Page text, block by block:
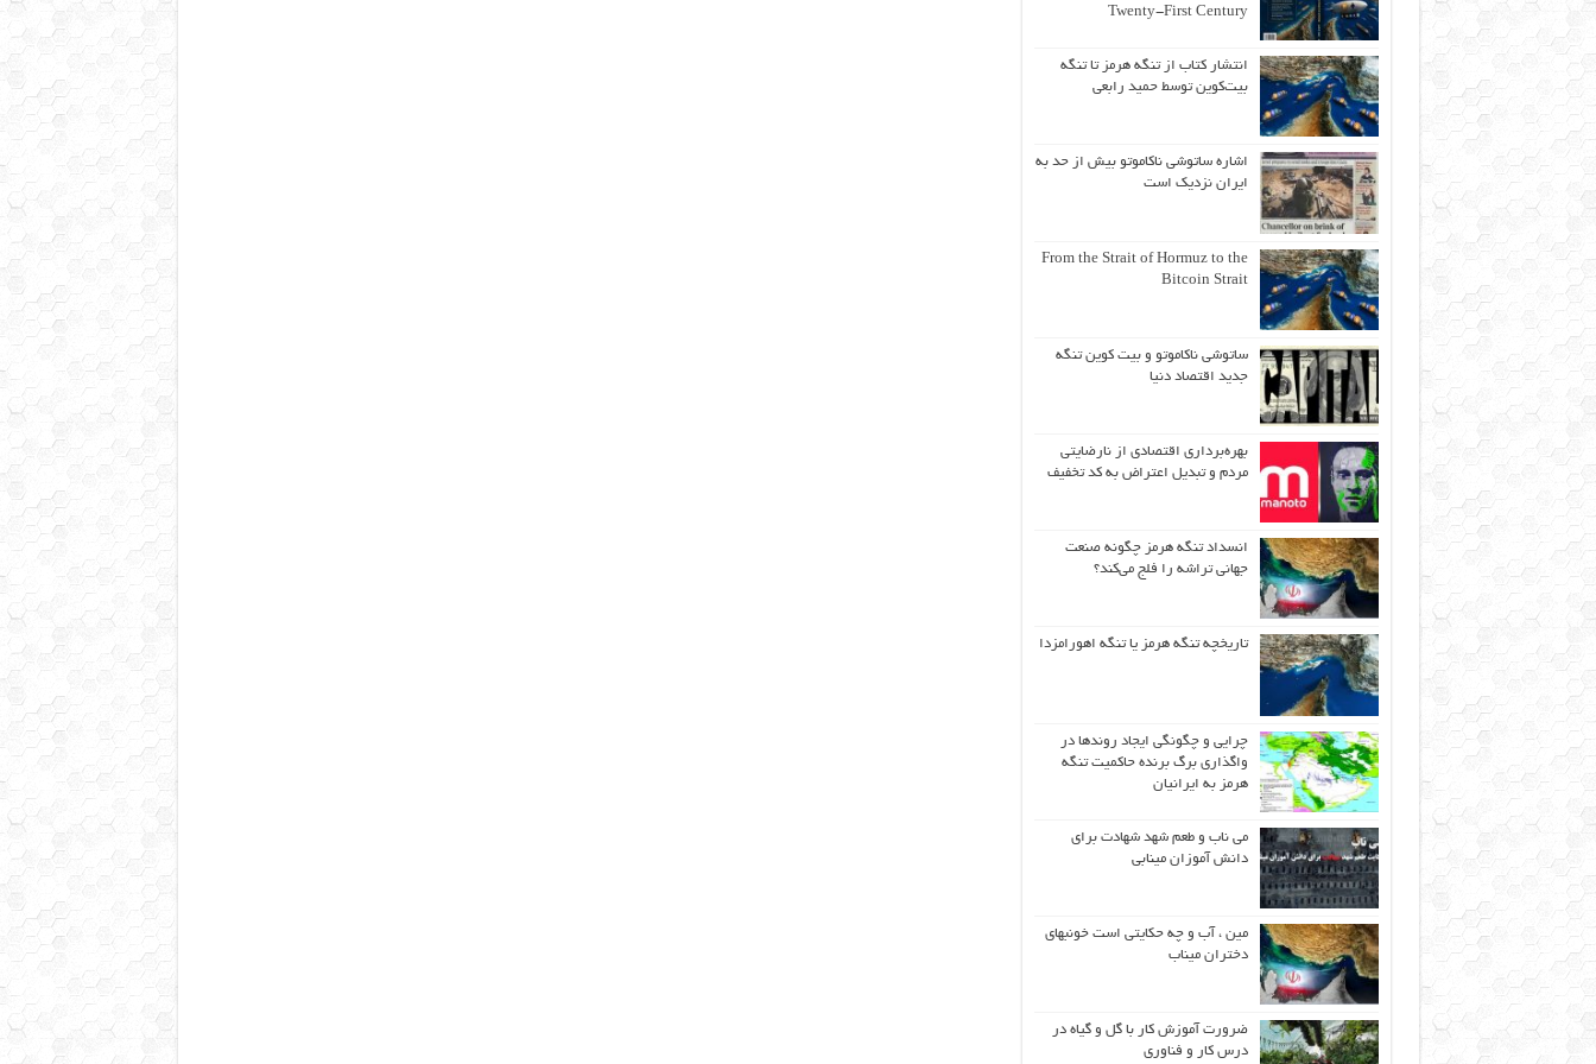
Twenty-First Century
انتشار کتاب از تنگه هرمز تا تنگه
بیت‌کوین توسط حمید رابعی
اشاره ساتوشی ناکاموتو بیش از حد به
ایران نزدیک است
From the Strait of Hormuz to the
Bitcoin Strait
ساتوشی ناکاموتو و بیت کوین تنگه
جدید اقتصاد دنیا
بهره‌برداری اقتصادی از نارضایتی
مردم و تبدیل اعتراض به کد تخفیف
انسداد تنگه هرمز چگونه صنعت
جهانی تراشه را فلج می‌کند؟
تاریخچه تنگه هرمز یا تنگه اهورامزدا
چرایی و چگونگی ایجاد روندها در
واگذاری برگ برنده حاکمیت تنگه
هرمز به ایرانیان
می ناب و طعم شهد شهادت برای
دانش آموزان مینابی
مین ، آب و چه حکایتی است خونبهای
دختران میناب
ضرورت آموزش کار با گل و گیاه در
درس کار و فناوری